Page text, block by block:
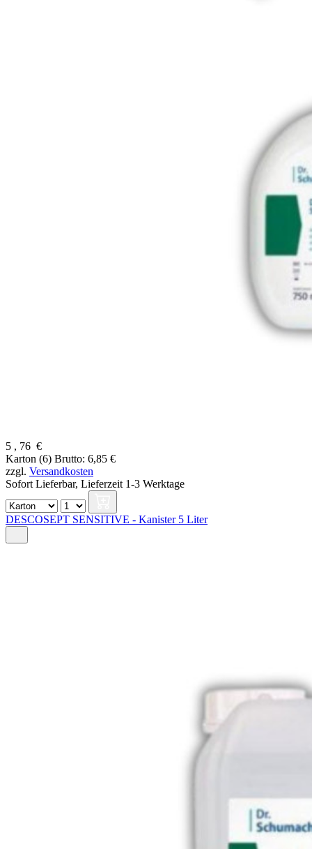
5 , 76 €
Karton (6) Brutto: 6,85 €
zzgl. Versandkosten
Sofort Lieferbar, Lieferzeit 1-3 Werktage
DESCOSEPT SENSITIVE - Kanister 5 Liter